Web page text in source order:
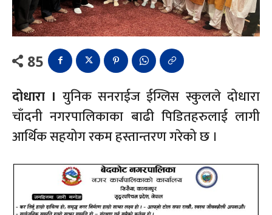
85
दोधारा । युनिक सनराईज ईग्लिस स्कुलले दोधारा
चाँदनी नगरपालिकाका बाढी पिडितहरुलाई लागी
आर्थिक सहयोग रकम हस्तान्तरण गरेको छ ।